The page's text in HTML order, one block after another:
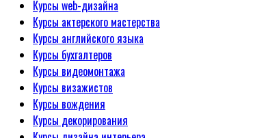
Курсы web-дизайна
Курсы актерского мастерства
Курсы английского языка
Курсы бухгалтеров
Курсы видеомонтажа
Курсы визажистов
Курсы вождения
Курсы декорирования